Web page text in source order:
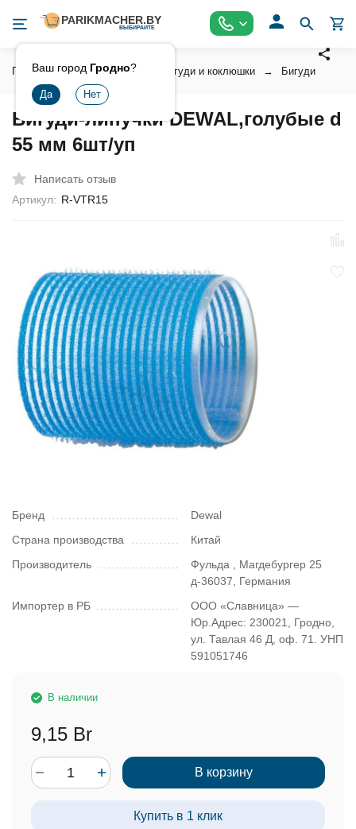
Ваш город Гродно?
Главная Аксессуары Бигуди и коклюшки Бигуди
Бигуди-липучки DEWAL,голубые d
55 мм 6шт/уп
Написать отзыв
Артикул: R-VTR15
Бренд
Dewal
Страна производства
Китай
Производитель
Фульда , Магдебургер 25
д-36037, Германия
Импортер в РБ
ООО «Славница» —
Юр.Адрес: 230021, Гродно,
ул. Тавлая 46 Д, оф. 71. УНП
591051746
В наличии
9,15 Br
В корзину
Купить в 1 клик